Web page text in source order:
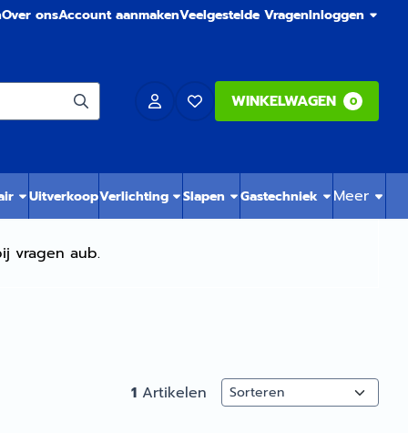
Over onsAccount aanmakenVeelgestelde VragenInloggen
WINKELWAGEN 0
UitverkoopVerlichting Slapen Gastechniek Meer
vragen aub.
1 Artikelen Sorteermethode